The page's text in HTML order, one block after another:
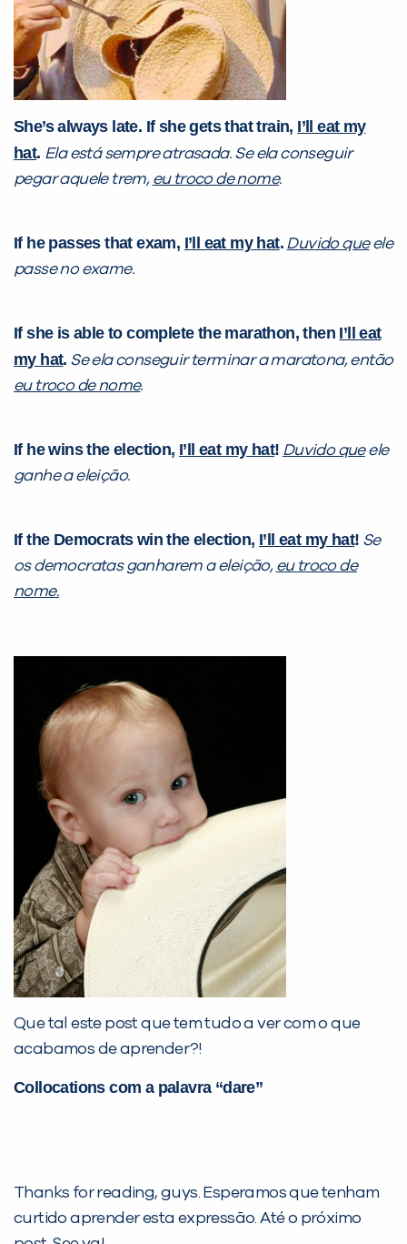
She’s always late. If she gets that train, I’ll eat my
hat. Ela está sempre atrasada. Se ela conseguir
pegar aquele trem, eu troco de nome.
If he passes that exam, I’ll eat my hat. Duvido queele
passe no exame.
If she is able to complete the marathon, then I’ll eat
my hat. Se ela conseguir terminar a maratona, então
eu troco de nome.
If he wins the election, I’ll eat my hat! Duvido queele
ganhe a eleição.
If the Democrats win the election, I’ll eat my hat! Se
os democratas ganharem a eleição, eu troco de
nome.
Que tal este post que tem tudo a ver com o que
acabamos de aprender?!
Collocations com a palavra “dare”
Thanks for reading, guys. Esperamos que tenham
curtido aprender esta expressão. Até o próximo
VOLTAR